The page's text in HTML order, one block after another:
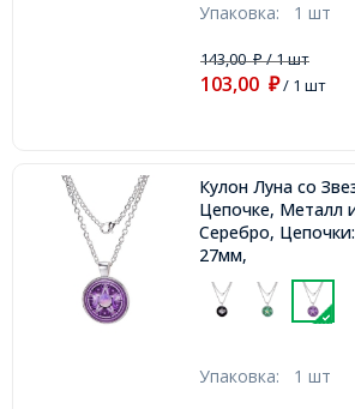
Упаковка: 1 шт
143,00₽/ 1 шт
103,00 ₽/ 1 шт
Кулон Луна со
Цепочке, Металл
Серебро,
27мм,
Упаковка: 1 шт